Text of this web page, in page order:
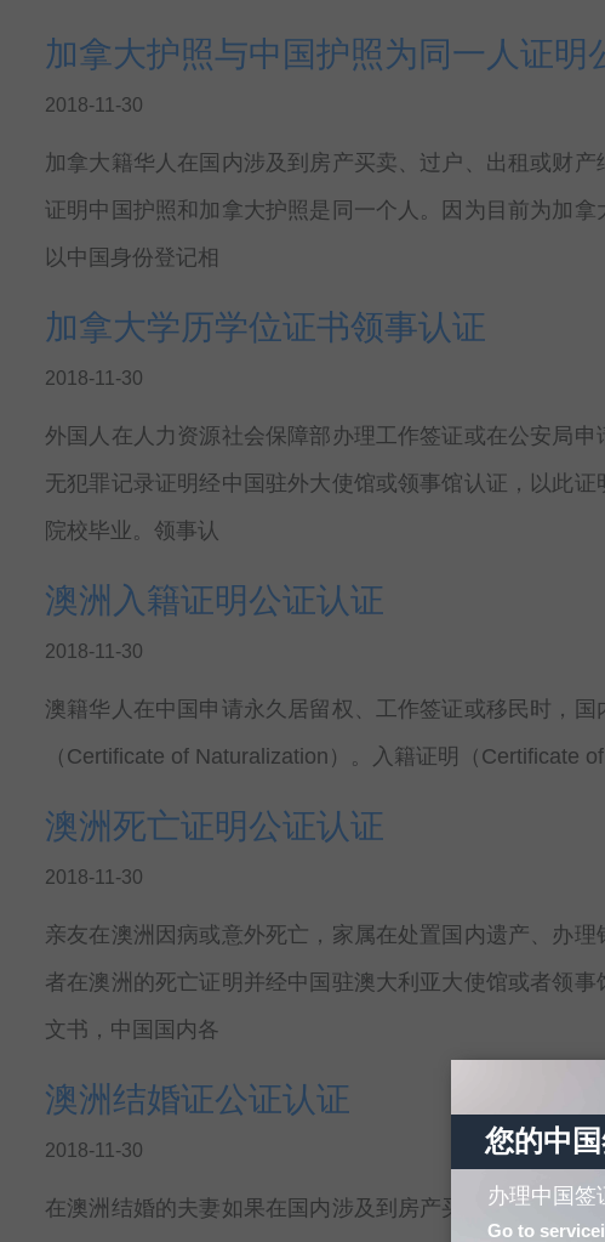
加拿大护照与中国护照为同一人证明
2018-11-30
加拿大籍华人在国内涉及到房产买卖、过户、出租或财
证明中国护照和加拿大护照是同一个人。因为目前为加
以中国身份登记相
加拿大学历学位证书领事认证
2018-11-30
外国人在人力资源社会保障部办理工作签证或在公安局
无犯罪记录证明经中国驻外大使馆或领事馆认证，以此
院校毕业。领事认
澳洲入籍证明公证认证
2018-11-30
澳籍华人在中国申请永久居留权、工作签证或移民时，
（Certificate of Naturalization）。入籍证明（Certificate
澳洲死亡证明公证认证
2018-11-30
亲友在澳洲因病或意外死亡，家属在处置国内遗产、办
者在澳洲的死亡证明并经中国驻澳大利亚大使馆或者领
文书，中国国内各
澳洲结婚证公证认证
2018-11-30
在澳洲结婚的夫妻如果在国内涉及到房产买卖、城市落
您的中
办理中国签
Go to